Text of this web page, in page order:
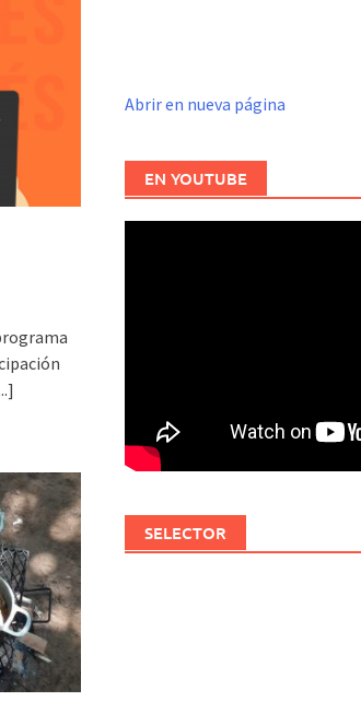
Abrir en nueva página
EN YOUTUBE
SELECTOR